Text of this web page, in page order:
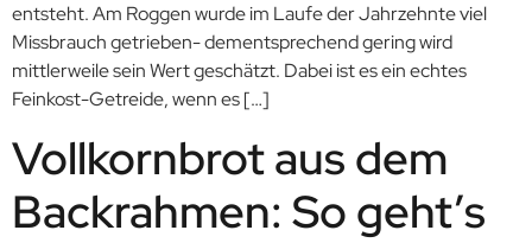
entsteht. Am Roggen wurde im Laufe der Jahrzehnte viel
Missbrauch getrieben- dementsprechend gering wird
mittlerweile sein Wert geschätzt. Dabei ist es ein echtes
Feinkost-Getreide, wenn es […]
Vollkornbrot aus dem
Backrahmen: So geht’s